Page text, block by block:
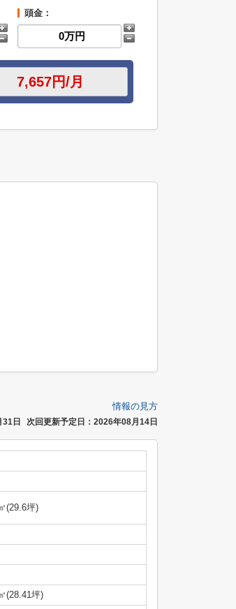
頭金：
情報の見方
日 次回更新予定日：2026年08月14日
(29.6坪)
(28.41坪)